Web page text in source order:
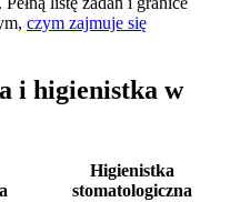
czym zajmuje się
i higienistka w
Higienistka
stomatologiczna